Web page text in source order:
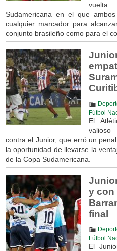
Sudamericana en el que
cualquier marcador para
conjunto brasileño como para el
Fútbol
El
valioso
contra el Junior, que erró un
la oportunidad de llevarse la
de la Copa Sudamericana.
y con
final
Fútbol
El